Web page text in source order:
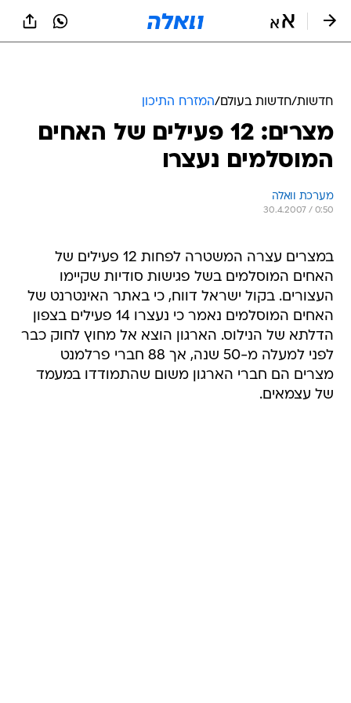
חדשות/חדשות בעולם/המזרח התיכון
מצרים: 12 פעילים של האחים
המוסלמים נעצרו
מערכת וואלה
30.4.2007 / 0:50
במצרים עצרה המשטרה לפחות 12 פעילים של
האחים המוסלמים בשל פגישות סודיות שקיימו
העצורים. בקול ישראל דווח, כי באתר האינטרנט של
האחים המוסלמים נאמר כי נעצרו 14 פעילים בצפון
הדלתא של הנילוס. הארגון הוצא אל מחוץ לחוק כבר
לפני למעלה מ-50 שנה, אך 88 חברי פרלמנט
מצרים הם חברי הארגון משום שהתמודדו במעמד
של עצמאים.